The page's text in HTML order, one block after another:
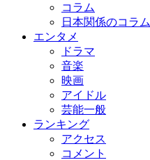
コラム
日本関係のコラム
エンタメ
ドラマ
音楽
映画
アイドル
芸能一般
ランキング
アクセス
コメント